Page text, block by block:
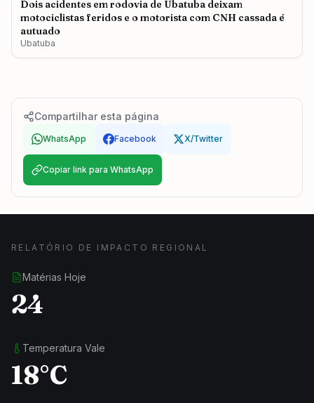
Dois acidentes em rodovia de Ubatuba deixam
motociclistas feridos e o motorista com CNH cassada é
autuado
Ubatuba
Compartilhar esta página
WhatsApp Facebook X/Twitter
Copiar link para WhatsApp
RELATÓRIO DE IMPACTO REGIONAL
Matérias Hoje
24
Temperatura Vale
18°C